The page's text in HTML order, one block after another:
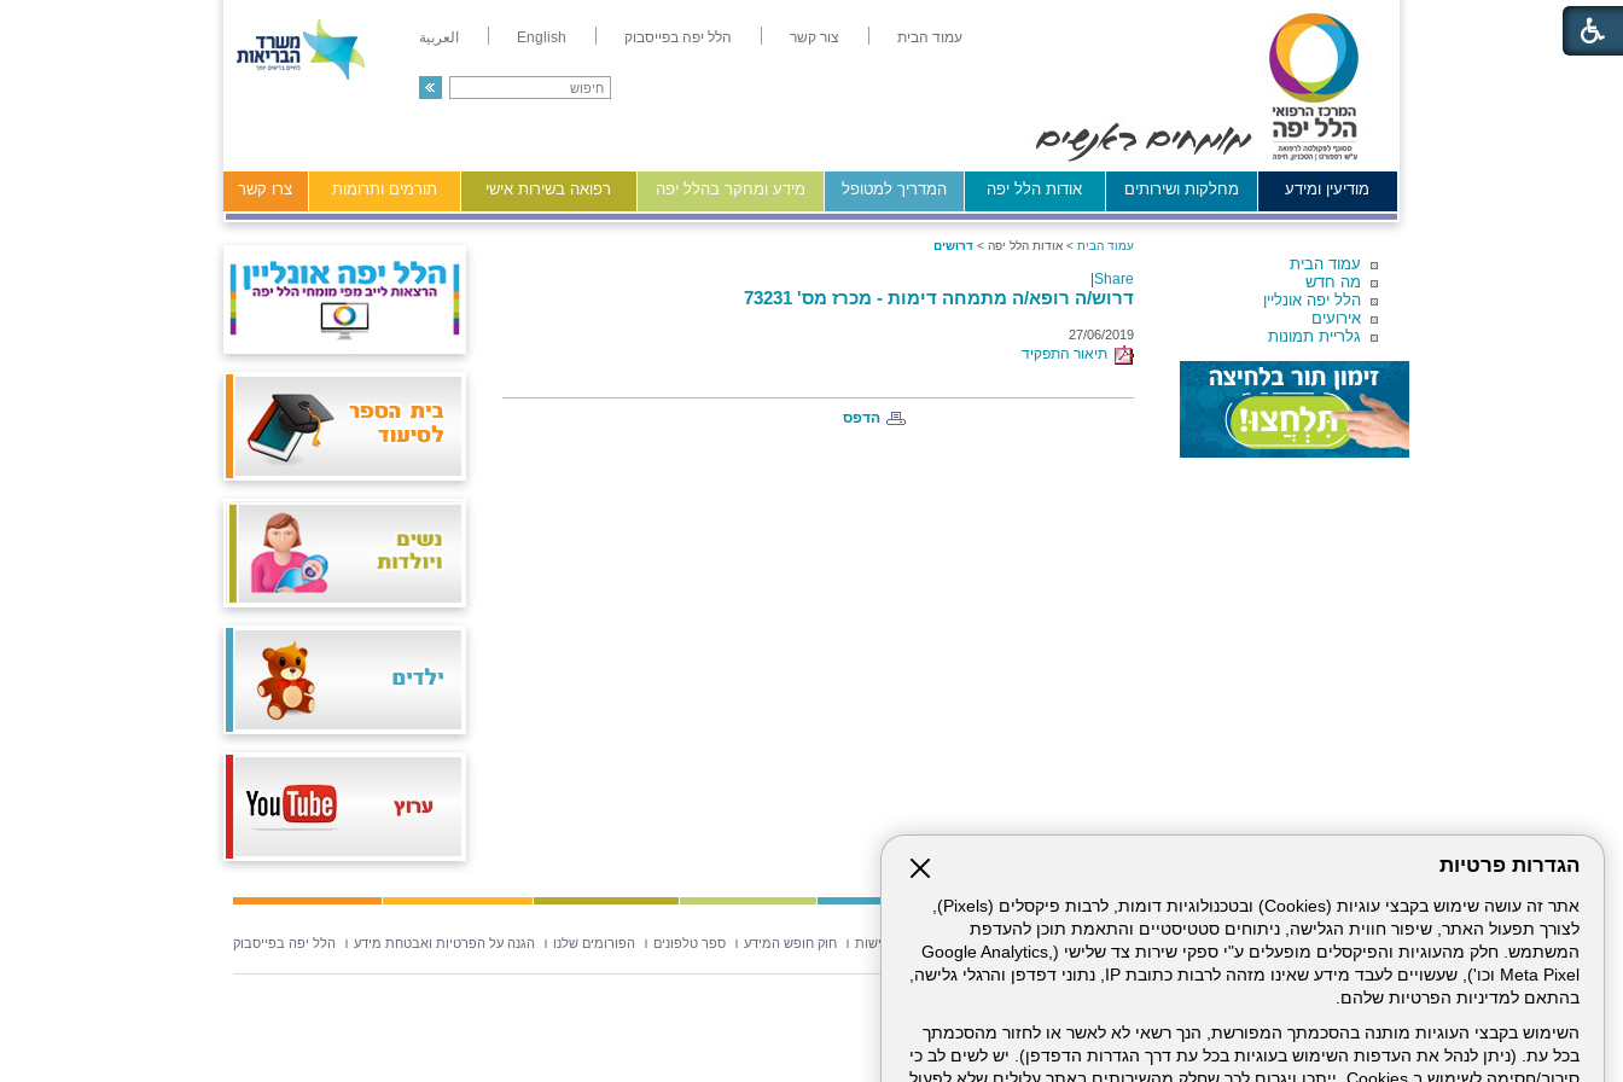
הגדרות פרטיות
אתר זה עושה שימוש בקבצי עוגיות (Cookies) ובטכנולוגיות דומות, לרבות פיקסלים (Pixels),
לצורך תפעול האתר, שיפור חווית הגלישה, ניתוחים סטטיסטיים והתאמת תוכן להעדפת
המשתמש. חלק מהעוגיות והפיקסלים מופעלים ע"י ספקי שירות צד שלישי (Google Analytics,
Meta Pixel וכו'), שעשויים לעבד מידע שאינו מזהה לרבות כתובת IP, נתוני דפדפן והרגלי גלישה,
בהתאם למדיניות הפרטיות שלהם.
השימוש בקבצי העוגיות מותנה בהסכמתך המפורשת, הנך רשאי לא לאשר או לחזור מהסכמתך
בכל עת. (ניתן לנהל את העדפות השימוש בעוגיות בכל עת דרך הגדרות הדפדפן). יש לשים לב כי
עמוד הבית צור קשר הלל יפה בפייסבוק English العربية
מודיעין ומידע מחלקות ושירותים אודות הלל יפה המדריך למטופל מידע ומחקר בהלל יפה רפואה בשירות אישי תורמים ותרומות צרו קשר
עמוד הבית
מה חדש
הלל יפה אונליין
אירועים
גלריית תמונות
עמוד הבית > אודות הלל יפה > דרושים
Share
דרוש/ה רופא/ה מתמחה דימות - מכרז מס' 73231
27/06/2019
תיאור התפקיד
הדפס
תנאי שימוש באתר מפת אתר הצהרת נגישות חוק חופש המידע ספר טלפונים הפורומים שלנו הגנה על הפרטיות ואבטחת מידע הלל יפה בפייסבוק
ניהול תכנים: